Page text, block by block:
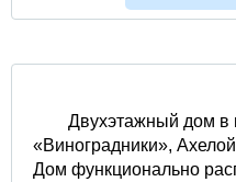
Двухэтажный дом в
«Виноградники»,
Дом функционально